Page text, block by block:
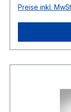
2215 Material
Preise inkl.